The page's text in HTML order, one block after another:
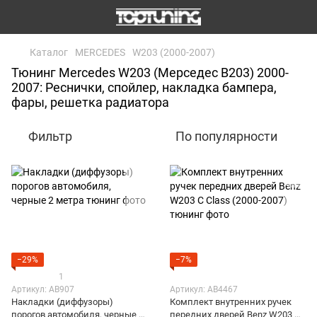
Каталог MERCEDES W203 (2000-2007)
Тюнинг Mercedes W203 (Мерседес В203) 2000-
2007: Реснички, спойлер, накладка бампера,
фары, решетка радиатора
Фильтр По популярности
−29%
1
Артикул: AB907
Накладки (диффузоры)
порогов автомобиля, черные 2
−7%
Артикул: AB4467
Комплект внутренних ручек
передних дверей Benz W203 C